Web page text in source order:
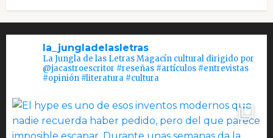
la_jungladelasletras
La Jungla de las Letras Magacín cultural dirigido por
@jacastroescritor #reseñas #artículos #entrevistas
#opinión #literatura #cultura